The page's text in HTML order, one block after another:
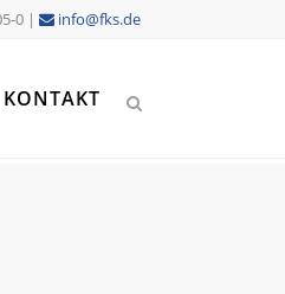
0 | info@fks.de
KONTAKT